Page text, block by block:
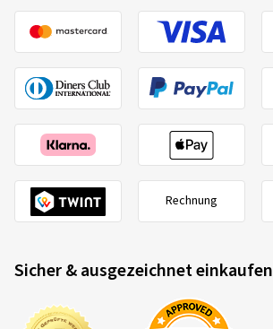
Rechnung
Sicher & ausgezeichnet einkaufen